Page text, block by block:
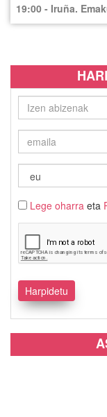
19:00 - Iruña.
Lege oharra eta